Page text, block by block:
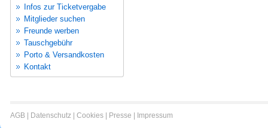
Infos zur Ticketvergabe
Mitglieder suchen
Freunde werben
Tauschgebühr
Porto & Versandkosten
Kontakt
AGB | Datenschutz | Cookies | Presse | Impressum